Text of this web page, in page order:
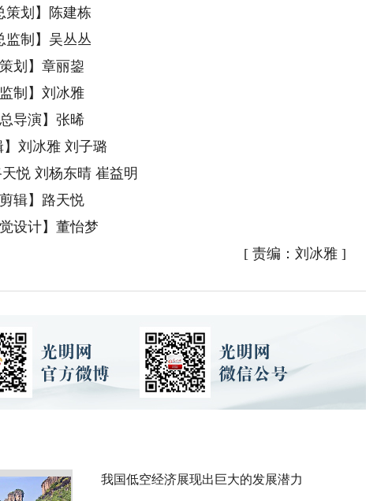
策划】陈建栋
监制】吴丛丛
划】章丽鋆
制】刘冰雅
导演】张晞
】刘冰雅 刘子璐
悦 刘杨东晴 崔益明
辑】路天悦
设计】董怡梦
[ 责编：刘冰雅 ]
我国低空经济展现出巨大的发展潜力